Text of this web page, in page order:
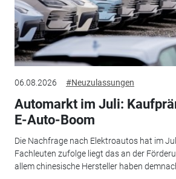
06.08.2026 #Neuzulassungen
Automarkt im Juli:
E-Auto-Boom
Die Nachfrage nach Elektroautos hat im
Fachleuten zufolge liegt das an der
allem chinesische Hersteller haben